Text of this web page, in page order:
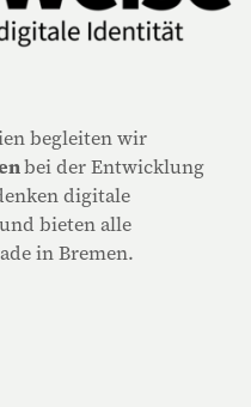
begleiten wir
bei der Entwicklung
digitale
bieten alle
in Bremen.